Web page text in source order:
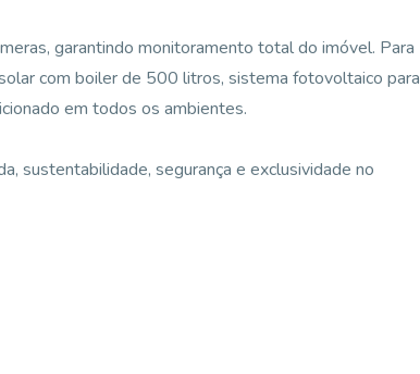
garantindo monitoramento total do imóvel. Para
com boiler de 500 litros, sistema fotovoltaico para
em todos os ambientes.
sustentabilidade, segurança e exclusividade no